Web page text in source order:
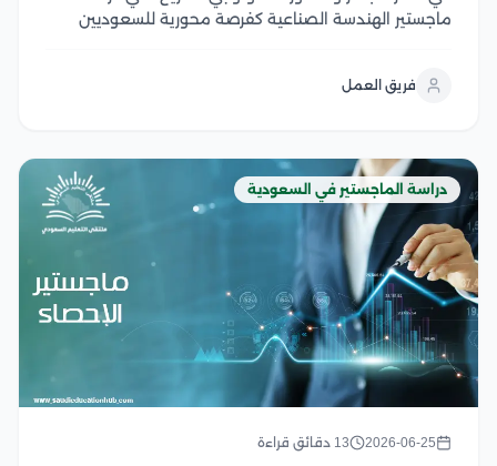
ماجستير الهندسة الصناعية كفرصة محورية للسعوديين
الدراسة جسرًا يربط بين المعرفة النظرية العميقة
فريق العمل
دراسة الماجستير في السعودية
2026-06-25 13 دقائق قراءة